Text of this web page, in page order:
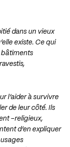
dans un vieux
existe. Ce qui
bâtiments
l’aider à survivre
de leur côté. Ils
–religieux,
d’en expliquer